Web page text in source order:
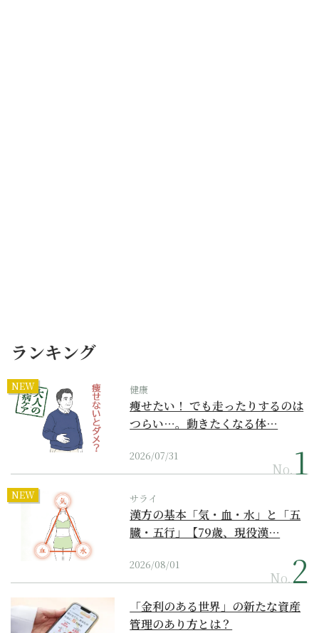
ランキング
NEW 健康
痩せたい！ でも走ったりするのは
つらい…。動きたくなる体…
2026/07/31
No.
NEW サライ
漢方の基本「気・血・水」と「五
臓・五行」【79歳、現役漢…
2026/08/01
No.
「金利のある世界」の新たな資産
管理のあり方とは？